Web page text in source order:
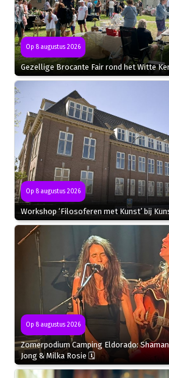
Op 8 augustus 2026
Gezellige Brocante Fair rond het Witte
Op 8 augustus 2026
Workshop ‘Filosoferen met Kunst’ bij
Op 8 augustus 2026
Zomerpodium Camping Eldorado:
Jong & Milka Rosie 🗓